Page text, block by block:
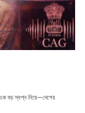
বড় স্বপ্ন নিয়ে—দেশের